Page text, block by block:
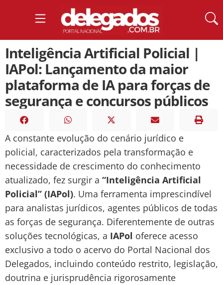
Inteligência Artificial Policial |
IAPol: Lançamento da maior
plataforma de IA para forças de
segurança e concursos públicos
A constante evolução do cenário jurídico e
policial, caracterizados pela transformação e
necessidade de crescimento do conhecimento
atualizado, fez surgir a “Inteligência Artificial
Policial” (IAPol). Uma ferramenta imprescindível
para analistas jurídicos, agentes públicos de todas
as forças de segurança. Diferentemente de outras
soluções tecnológicas, a IAPol oferece acesso
exclusivo a todo o acervo do Portal Nacional dos
Delegados, incluindo conteúdo restrito, legislação,
doutrina e jurisprudência rigorosamente